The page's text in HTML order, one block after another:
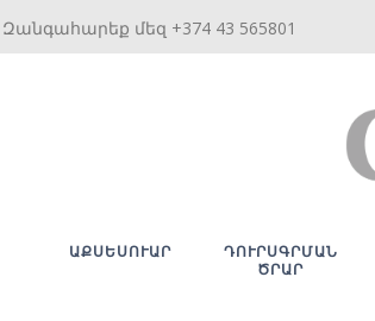
Զանգահարեք մեզ +374 43 565801
ԱՔՍԵՍՈՒԱՐ
ԴՈՒՐՍԳՐՄԱՆ
ԾՐԱՐ